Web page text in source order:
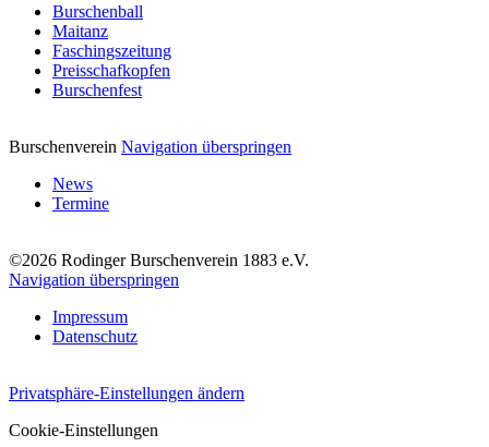
Burschenball
Maitanz
Faschingszeitung
Preisschafkopfen
Burschenfest
Burschenverein Navigation überspringen
News
Termine
©2026 Rodinger Burschenverein 1883 e.V.
Navigation überspringen
Impressum
Datenschutz
Privatsphäre-Einstellungen ändern
Cookie-Einstellungen